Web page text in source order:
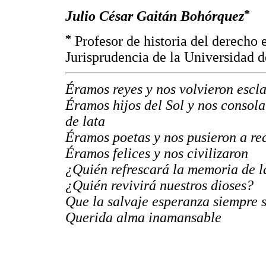
Julio César Gaitán Bohórquez*
* Profesor de historia del derecho
Jurisprudencia de la Universidad
Éramos reyes y nos volvieron
Éramos hijos del Sol y nos
de lata
Éramos poetas y nos pusieron a
Éramos felices y nos civilizaron
¿Quién refrescará la memoria de
¿Quién revivirá nuestros dioses?
Que la salvaje esperanza siempre
Querida alma inamansable